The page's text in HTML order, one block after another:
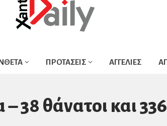
ΠΡΟΤΑΣΕΙΣ ΑΓΓΕΛΙΕΣ
38 θάνατοι και 336